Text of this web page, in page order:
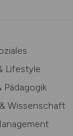
Lifestyle
Pädagogik
Wissenschaft